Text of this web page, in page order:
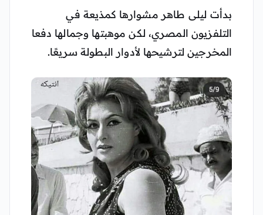
بدأت ليلى طاهر مشوارها كمذيعة في
التلفزيون المصري، لكن موهبتها وجمالها دفعا
المخرجين لترشيحها لأدوار البطولة سريعًا.